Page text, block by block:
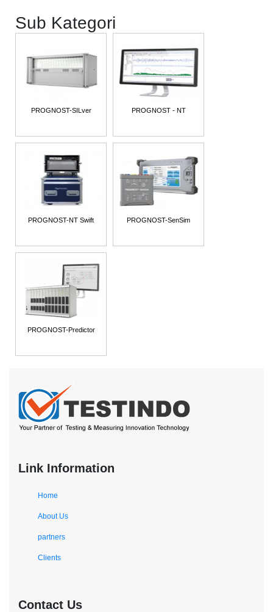
Sub Kategori
PROGNOST-SILver PROGNOST - NT
PROGNOST-NT Swift PROGNOST-SenSim
PROGNOST-Predictor
Link Information
Home
About Us
partners
Clients
Contact Us